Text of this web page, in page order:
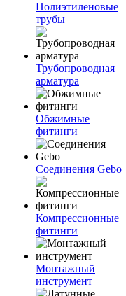
Полиэтиленовые
трубы
Трубопроводная
арматура
Обжимные
фитинги
Соединения Gebo
Компрессионные
фитинги
Монтажный
инструмент